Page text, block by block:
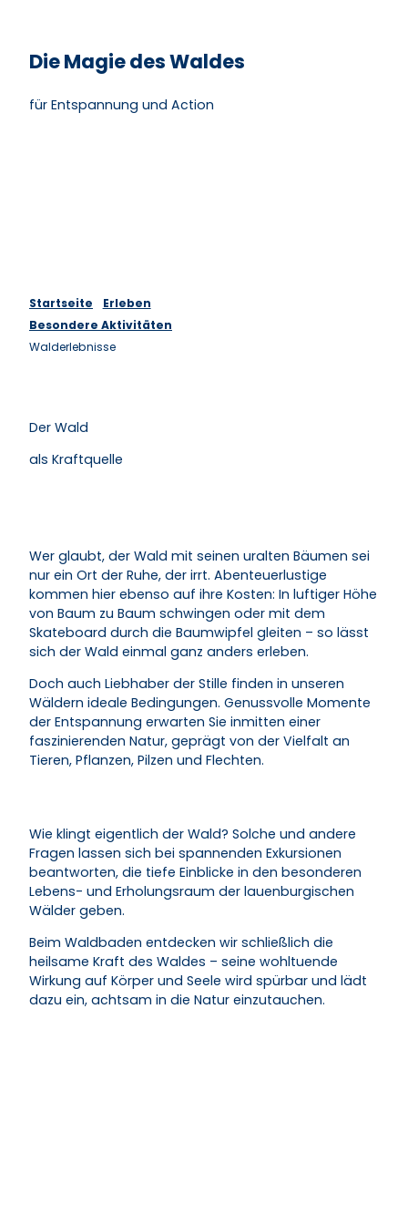
Die Magie des Waldes
für Entspannung und Action
Startseite
Erleben
Besondere Aktivitäten
Walderlebnisse
Der Wald
als Kraftquelle
Wer glaubt, der Wald mit seinen uralten Bäumen sei
nur ein Ort der Ruhe, der irrt. Abenteuerlustige
kommen hier ebenso auf ihre Kosten: In luftiger Höhe
von Baum zu Baum schwingen oder mit dem
Skateboard durch die Baumwipfel gleiten – so lässt
sich der Wald einmal ganz anders erleben.
Doch auch Liebhaber der Stille finden in unseren
Wäldern ideale Bedingungen. Genussvolle Momente
der Entspannung erwarten Sie inmitten einer
faszinierenden Natur, geprägt von der Vielfalt an
Tieren, Pflanzen, Pilzen und Flechten.
Wie klingt eigentlich der Wald? Solche und andere
Fragen lassen sich bei spannenden Exkursionen
beantworten, die tiefe Einblicke in den besonderen
Lebens- und Erholungsraum der lauenburgischen
Wälder geben.
Beim Waldbaden entdecken wir schließlich die
heilsame Kraft des Waldes – seine wohltuende
Wirkung auf Körper und Seele wird spürbar und lädt
dazu ein, achtsam in die Natur einzutauchen.